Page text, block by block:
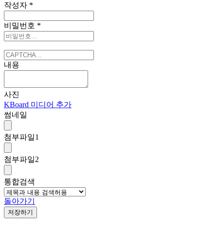
작성자 *
비밀번호 *
내용
사진
KBoard 미디어 추가
썸네일
첨부파일1
첨부파일2
통합검색
돌아가기
저장하기